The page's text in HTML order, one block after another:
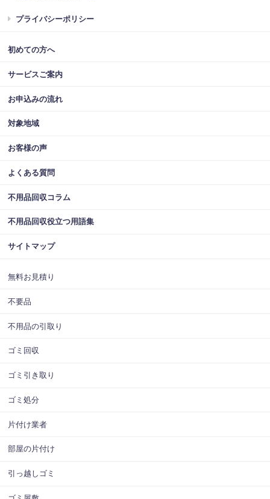
プライバシーポリシー
初めての方へ
サービスご案内
お申込みの流れ
対象地域
お客様の声
よくある質問
不用品回収コラム
不用品回収役立つ用語集
サイトマップ
無料お見積り
不要品
不用品の引取り
ゴミ回収
ゴミ引き取り
ゴミ処分
片付け業者
部屋の片付け
引っ越しゴミ